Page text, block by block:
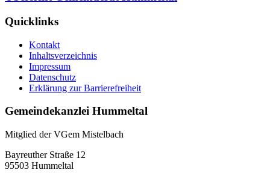
Quicklinks
Kontakt
Inhaltsverzeichnis
Impressum
Datenschutz
Erklärung zur Barrierefreiheit
Gemeindekanzlei Hummeltal
Mitglied der VGem Mistelbach
Bayreuther Straße 12
95503 Hummeltal